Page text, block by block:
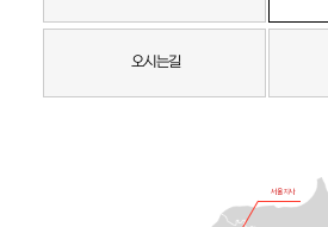
오시는길
서울지사